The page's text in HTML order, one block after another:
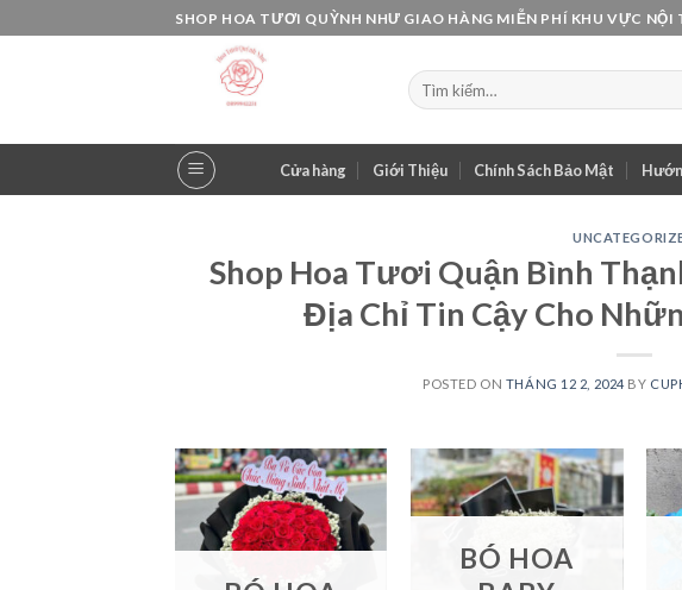
to
SHOP HOA TƯƠI QUỲNH NHƯ GIAO HÀNG MIỄN PHÍ KHU VỰC NỘI
Tìm
kiếm:
Cửa hàng Giới Thiệu Chính Sách Bảo Mật
Shop Hoa Tươi Quận Bình
Địa Chỉ Tin Cậy Cho
POSTED ON THÁNG 12 2, 2024 BY
BÓ HOA